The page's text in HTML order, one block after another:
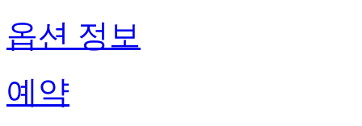
옵션 정보
예약